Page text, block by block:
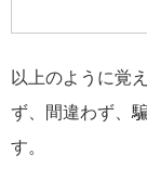
以上のように覚
ず、間違わず、
す。